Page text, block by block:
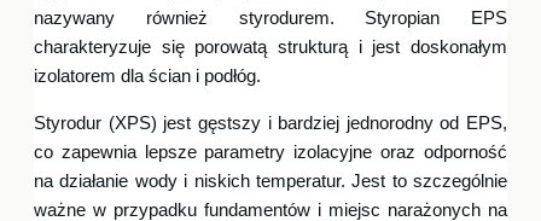
nazywany również styrodurem. Styropian EPS
charakteryzuje się porowatą strukturą i jest doskonałym
izolatorem dla ścian i podłóg.
Styrodur (XPS) jest gęstszy i bardziej jednorodny od EPS,
co zapewnia lepsze parametry izolacyjne oraz odporność
na działanie wody i niskich temperatur. Jest to szczególnie
ważne w przypadku fundamentów i miejsc narażonych na